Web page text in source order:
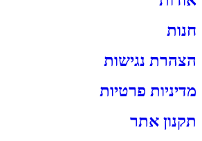
חנות
הצהרת נגישות
מדיניות פרטיות
תקנון אתר